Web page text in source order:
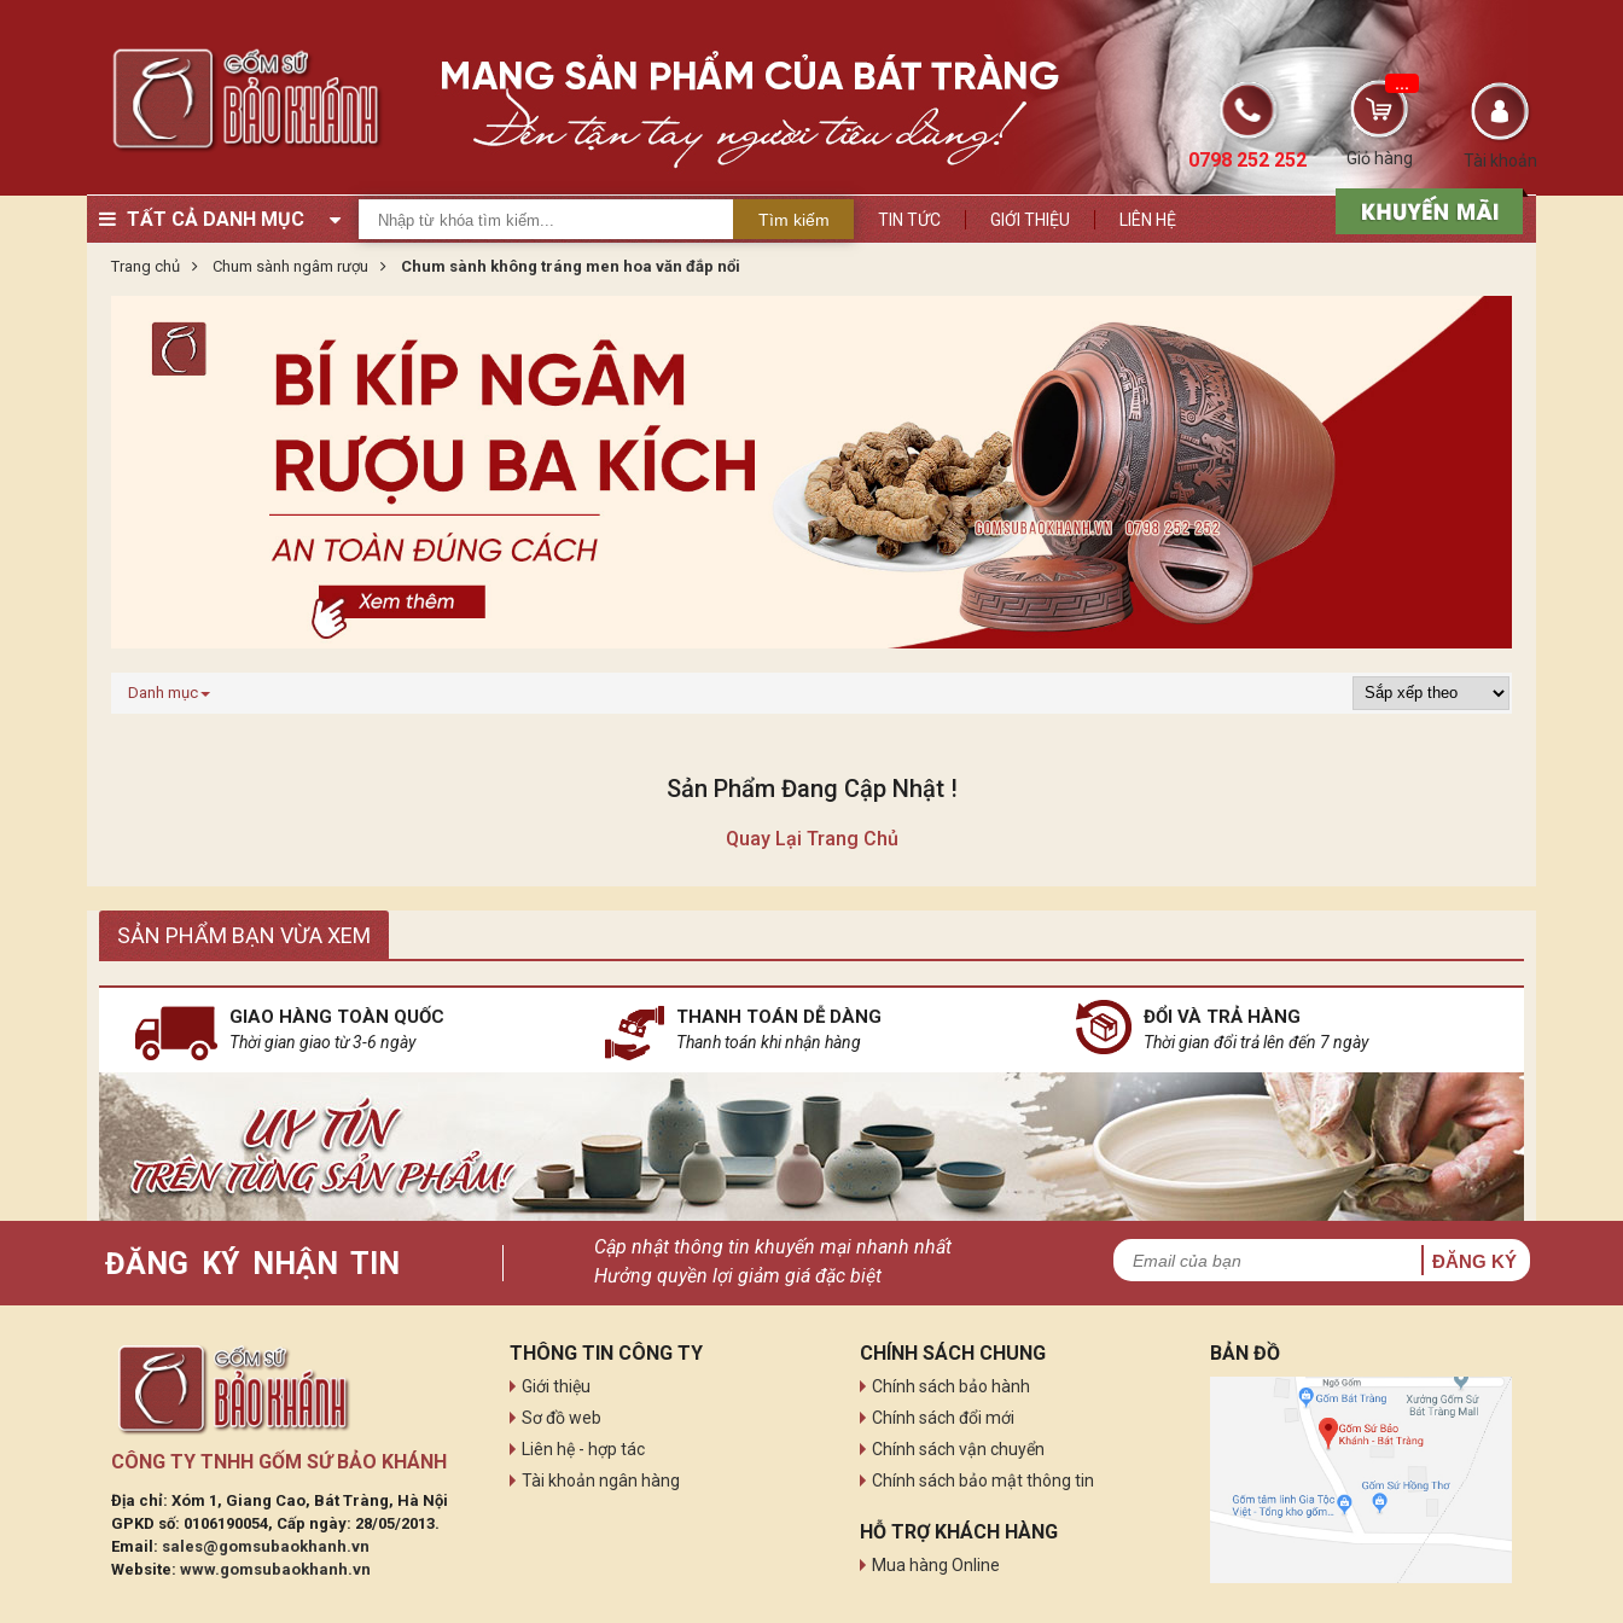
Tài khoản
Giỏ hàng
...
0798 252 252
TẤT CẢ DANH MỤC Tìm kiếm TIN TỨC GIỚI THIỆU LIÊN HỆ
Trang chủ Chum sành ngâm rượu Chum sành không tráng men hoa văn đắp nổi
Danh mục
Sản Phẩm Đang Cập Nhật !
Quay Lại Trang Chủ
SẢN PHẨM BẠN VỪA XEM
GIAO HÀNG TOÀN QUỐC
Thời gian giao từ 3-6 ngày
THANH TOÁN DỄ DÀNG
Thanh toán khi nhận hàng
ĐỔI VÀ TRẢ HÀNG
Thời gian đổi trả lên đến 7 ngày
ĐĂNG KÝ NHẬN TIN
Cập nhật thông tin khuyến mại nhanh nhất
Hưởng quyền lợi giảm giá đặc biệt
ĐĂNG KÝ
CÔNG TY TNHH GỐM SỨ BẢO KHÁNH
Địa chỉ: Xóm 1, Giang Cao, Bát Tràng, Hà Nội
GPKD số: 0106190054, Cấp ngày: 28/05/2013.
Email: sales@gomsubaokhanh.vn
Website: www.gomsubaokhanh.vn
THÔNG TIN CÔNG TY
Giới thiệu
Sơ đồ web
Liên hệ - hợp tác
Tài khoản ngân hàng
CHÍNH SÁCH CHUNG
Chính sách bảo hành
Chính sách đổi mới
Chính sách vận chuyển
Chính sách bảo mật thông tin
HỖ TRỢ KHÁCH HÀNG
Mua hàng Online
BẢN ĐỒ